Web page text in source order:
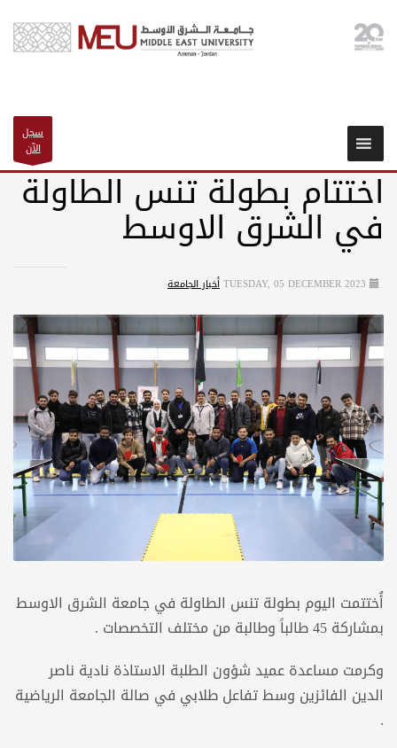
سجل
الآن
اختتام بطولة تنس الطاولة
في الشرق الاوسط
TUESDAY, 05 DECEMBER 2023أخبار الجامعة
أُختتمت اليوم بطولة تنس الطاولة في جامعة الشرق الاوسط
بمشاركة 45 طالباً وطالبة من مختلف التخصصات .
وكرمت مساعدة عميد شؤون الطلبة الاستاذة نادية ناصر
الدين الفائزين وسط تفاعل طلابي في صالة الجامعة الرياضية
.